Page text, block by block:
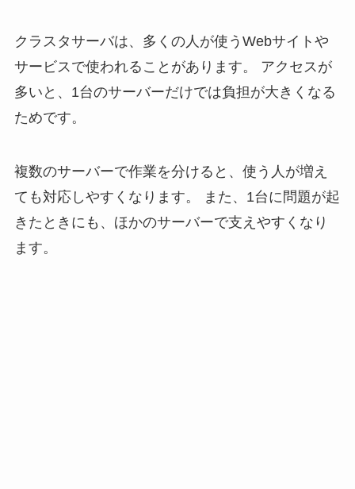
クラスタサーバは、多くの人が使うWebサイトや
サービスで使われることがあります。 アクセスが
多いと、1台のサーバーだけでは負担が大きくなる
ためです。
複数のサーバーで作業を分けると、使う人が増え
ても対応しやすくなります。 また、1台に問題が起
きたときにも、ほかのサーバーで支えやすくなり
ます。